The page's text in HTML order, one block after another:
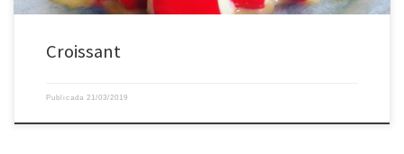
Croissant ️
Publicada 21/03/2019